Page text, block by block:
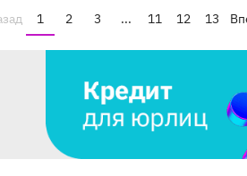
1 2 3 ... 11 12 13